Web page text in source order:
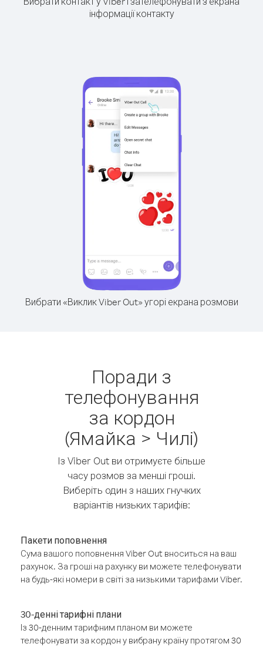
інформації контакту
Вибрати «Виклик Viber Out» угорі екрана розмови
Поради з
телефонування
за кордон
(Ямайка > Чилі)
Із Viber Out ви отримуєте більше
часу розмов за менші гроші.
Виберіть один з наших гнучких
варіантів низьких тарифів:
Пакети поповнення
Сума вашого поповнення Viber Out вноситься на ваш
рахунок. За гроші на рахунку ви можете телефонувати
на будь-які номери в світі за низькими тарифами Viber.
30-денні тарифні плани
Із 30-денним тарифним планом ви можете
телефонувати за кордон у вибрану країну протягом 30